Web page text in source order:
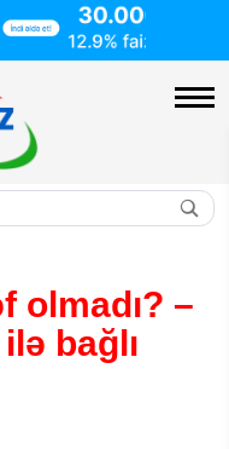
olmadı? –
bağlı